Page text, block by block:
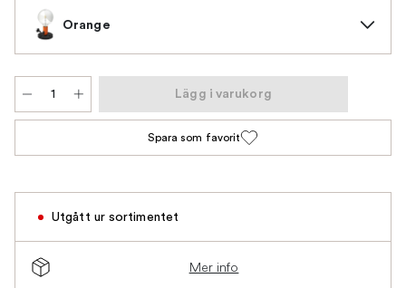
Orange
Lägg i varukorg
Spara som favorit
Utgått ur sortimentet
Mer info